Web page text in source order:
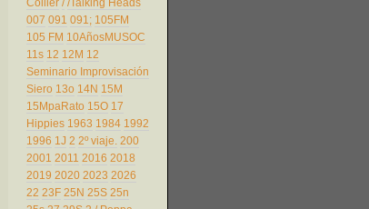
Collier / /Talking Heads
007 091 091; 105FM
105 FM 10AñosMUSOC
11s 12 12M 12
Seminario Improvisación
Siero 13o 14N 15M
15MpaRato 15O 17
Hippies 1963 1984 1992
1996 1J 2 2º viaje. 200
2001 2011 2016 2018
2019 2020 2023 2026
22 23F 25N 25S 25n